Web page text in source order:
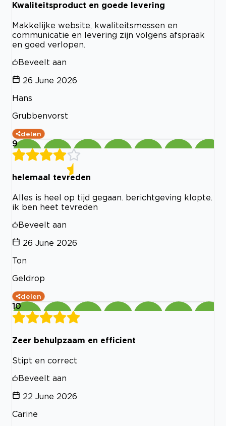
Kwaliteitsproduct en goede levering
Makkelijke website, kwaliteitsmessen en
communicatie en levering zijn volgens afspraak
en goed verlopen.
Beveelt aan
26 June 2026
Hans
Grubbenvorst
delen
9
helemaal tevreden
Alles is heel op tijd gegaan. berichtgeving klopte.
ik ben heet tevreden
Beveelt aan
26 June 2026
Ton
Geldrop
delen
10
Zeer behulpzaam en efficient
Stipt en correct
Beveelt aan
22 June 2026
Carine